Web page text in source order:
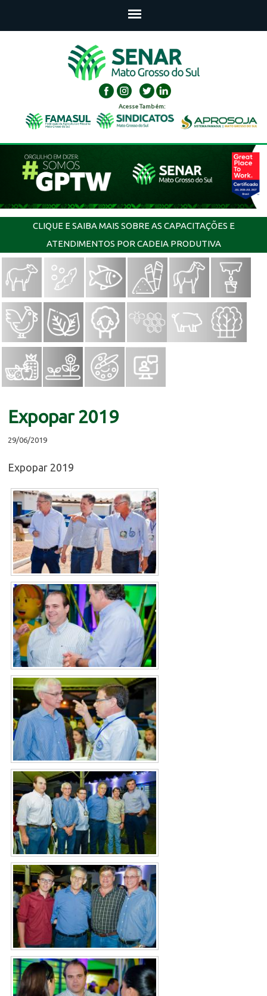
Acesse Também:
CLIQUE E SAIBA MAIS SOBRE AS CAPACITAÇÕES E
ATENDIMENTOS POR CADEIA PRODUTIVA
Expopar 2019
29/06/2019
Expopar 2019